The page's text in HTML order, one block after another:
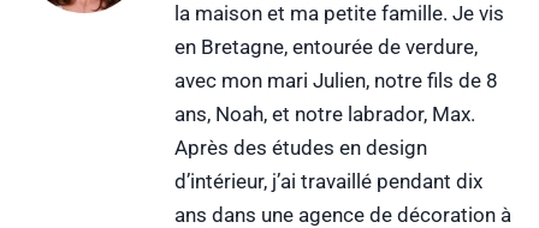
la maison et ma petite famille. Je vis
en Bretagne, entourée de verdure,
avec mon mari Julien, notre fils de 8
ans, Noah, et notre labrador, Max.
Après des études en design
d’intérieur, j’ai travaillé pendant dix
ans dans une agence de décoration à